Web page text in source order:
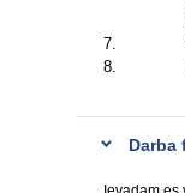
7.
8.
Darba